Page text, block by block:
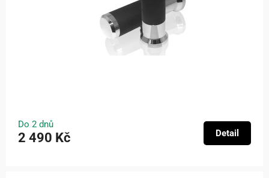
Do 2 dnů
2 490 Kč Detail